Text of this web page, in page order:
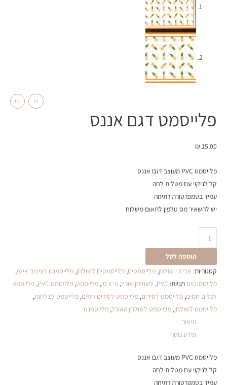
פלייסמט דגם אננס
₪ 15.00
פלייסמט PVC מעוצב דגם אננס
קל לניקוי עם מטלית לחה
עמיד בטמפרטורת רתיחה
יש להשאיר מס טלפון לתאום משלוח
הוספה לסל
קטגוריות: אביזרי שולחן, פלייסמטים, פלייסמטים לשולחן, פלייסמנט בעיצוב אישי,
פלייסמנטים תגיות: PVC
, לשולחן אוכל, פי וי סי, פלייסמט, פלייסמט PVC , פלייסמט
לכלים חמים, פלייסמט לסירים, פלייסמט לסירים חמים, פלייסמט לצלחות,
פלייסמט לשולחן, פלייסמט לשולחן האוכל, פלייסמנט
תיאור
מידע נוסף
פלייסמט PVC מעוצב דגם אננס
קל לניקוי עם מטלית לחה
עמיד בטמפרטורת רתיחה